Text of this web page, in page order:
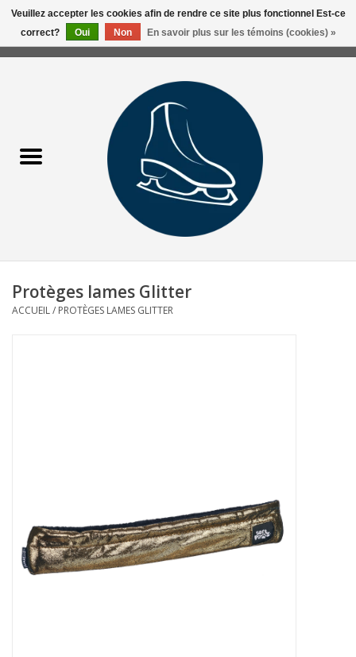
0 Articles - 0,00$CA
Liquidation/Clearance
Patins Usagés
Hockey
Rendez-vous achat de patins
Protèges lames Glitter
ACCUEIL/ PROTÈGES LAMES GLITTER
Veuillez accepter les cookies afin de rendre ce site plus fonctionnel Est-ce
correct?
Oui Non En savoir plus sur les témoins (cookies) »